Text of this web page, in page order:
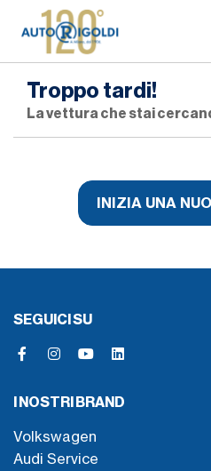
Troppo tardi!
La vettura che stai
INIZIA UNA
SEGUICI SU
I NOSTRI BRAND
Volkswagen
Audi Service